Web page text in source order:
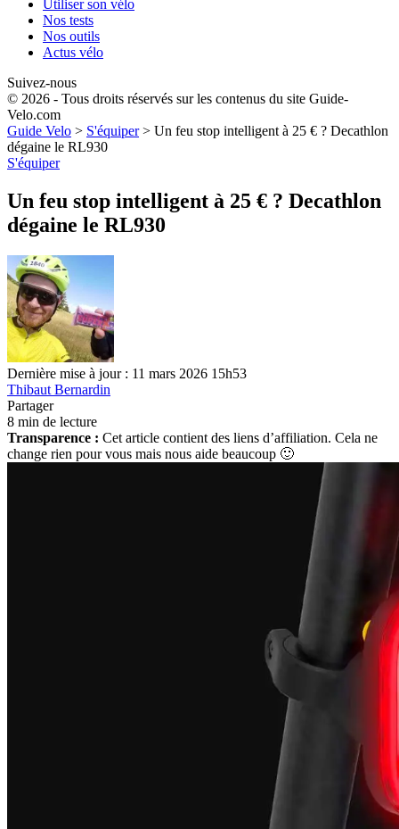
Utiliser son vélo
Nos tests
Nos outils
Actus vélo
Suivez-nous
© 2026 - Tous droits réservés sur les contenus du site Guide-
Velo.com
Guide Velo > S'équiper> Un feu stop intelligent à 25 € ? Decathlon
dégaine le RL930
S'équiper
Un feu stop intelligent à 25 € ? Decathlon
dégaine le RL930
Dernière mise à jour : 11 mars 2026 15h53
Thibaut Bernardin
Partager
8 min de lecture
Transparence : Cet article contient des liens d’affiliation. Cela ne
change rien pour vous mais nous aide beaucoup 🙂